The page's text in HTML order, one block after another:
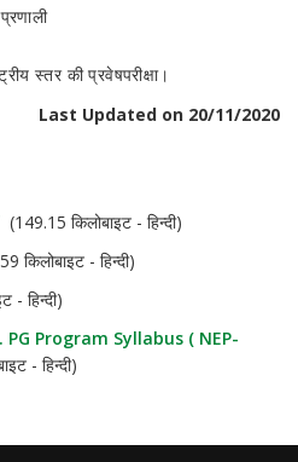
स्तर की प्रवेषपरीक्षा।
Last Updated on 20/11/2020
(149.15 किलोबाइट - हिन्दी)
किलोबाइट - हिन्दी)
- हिन्दी)
Program Syllabus ( NEP-
- हिन्दी)